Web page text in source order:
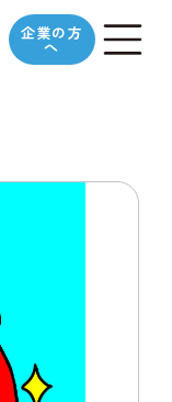
企業の方
へ